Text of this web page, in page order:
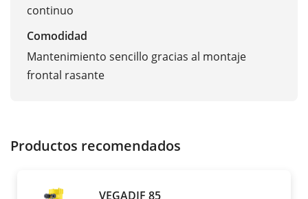
continuo
Comodidad
Mantenimiento sencillo gracias al montaje
frontal rasante
Productos recomendados
VEGADIF 85